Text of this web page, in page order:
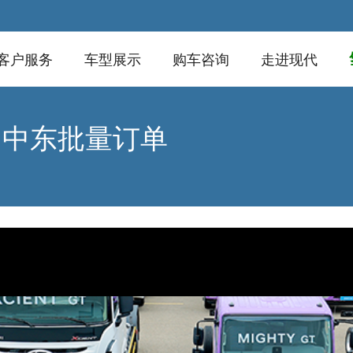
户服务 车型展示 购车咨询 走进现代
东批量订单